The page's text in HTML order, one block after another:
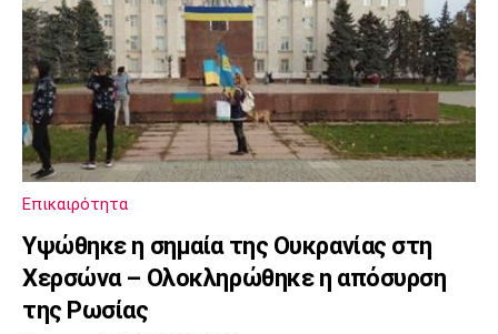
Επικαιρότητα
Υψώθηκε η σημαία της Ουκρανίας στη
Χερσώνα – Ολοκληρώθηκε η απόσυρση
της Ρωσίας